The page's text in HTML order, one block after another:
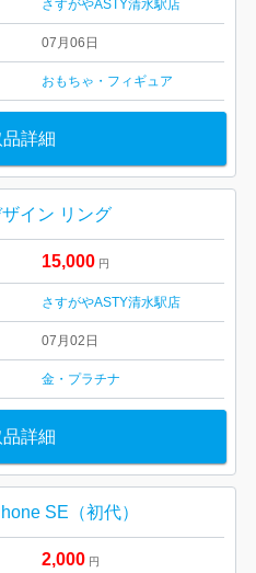
さすがやASTY清水駅店
07月06日
おもちゃ・フィギュア
品詳細
イン リング
15,000 円
さすがやASTY清水駅店
07月02日
金・プラチナ
品詳細
SE（初代）
2,000 円